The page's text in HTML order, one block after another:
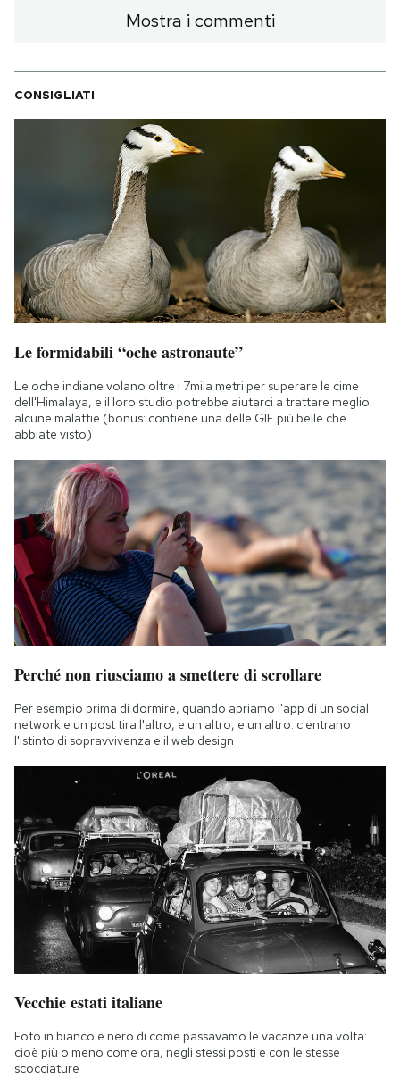
Mostra i commenti
CONSIGLIATI
Le formidabili “oche astronaute”
Le oche indiane volano oltre i 7mila metri per superare le cime
dell'Himalaya, e il loro studio potrebbe aiutarci a trattare meglio
alcune malattie (bonus: contiene una delle GIF più belle che
abbiate visto)
Perché non riusciamo a smettere di scrollare
Per esempio prima di dormire, quando apriamo l'app di un social
network e un post tira l'altro, e un altro, e un altro: c'entrano
l'istinto di sopravvivenza e il web design
Vecchie estati italiane
Foto in bianco e nero di come passavamo le vacanze una volta:
cioè più o meno come ora, negli stessi posti e con le stesse
scocciature